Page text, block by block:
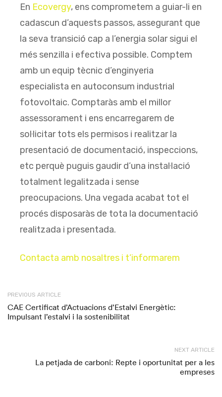
En Ecovergy, ens comprometem a guiar-li en
cadascun d’aquests passos, assegurant que
la seva transició cap a l’energia solar sigui el
més senzilla i efectiva possible. Comptem
amb un equip tècnic d’enginyeria
especialista en autoconsum industrial
fotovoltaic. Comptaràs amb el millor
assessorament i ens encarregarem de
sol·licitar tots els permisos i realitzar la
presentació de documentació, inspeccions,
etc perquè puguis gaudir d’una instal·lació
totalment legalitzada i sense
preocupacions. Una vegada acabat tot el
procés disposaràs de tota la documentació
realitzada i presentada.
Contacta amb nosaltres i t’informarem
PREVIOUS ARTICLE
CAE Certificat d’Actuacions d’Estalvi Energètic:
Impulsant l’estalvi i la sostenibilitat
NEXT ARTICLE
La petjada de carboni: Repte i oportunitat per a les
empreses